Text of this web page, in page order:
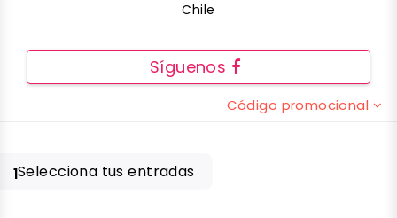
Chile
Síguenos
Código promocional
Selecciona tus entradas
1